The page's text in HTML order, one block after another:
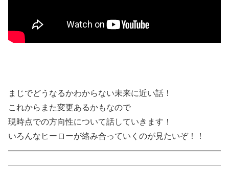
まじでどうなるかわからない未来に近い話！
これからまた変更あるかもなので
現時点での方向性について話していきます！
いろんなヒーローが絡み合っていくのが見たいぞ！！
——————————————————————————
——————————————————————————